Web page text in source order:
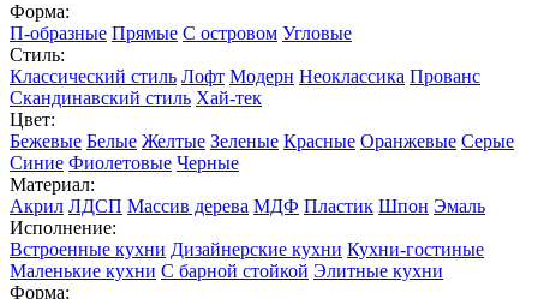
Форма:
П-образные Прямые С островом Угловые
Стиль:
Классический стиль Лофт Модерн Неоклассика Прованс
Скандинавский стиль Хай-тек
Цвет:
Бежевые Белые Желтые Зеленые Красные Оранжевые Серые
Синие Фиолетовые Черные
Материал:
Акрил ЛДСП Массив дерева МДФ Пластик Шпон Эмаль
Исполнение:
Встроенные кухни Дизайнерские кухни Кухни-гостиные
Маленькие кухни С барной стойкой Элитные кухни
Форма: